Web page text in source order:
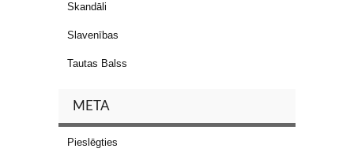
Skandāli
Slavenības
Tautas Balss
META
Pieslēgties